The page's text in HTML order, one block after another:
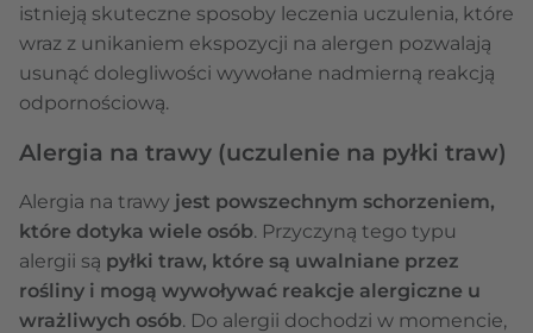
istnieją skuteczne sposoby leczenia uczulenia, które
wraz z unikaniem ekspozycji na alergen pozwalają
usunąć dolegliwości wywołane nadmierną reakcją
odpornościową.
Alergia na trawy (uczulenie na pyłki traw)
Alergia na trawy jest powszechnym schorzeniem,
które dotyka wiele osób. Przyczyną tego typu
alergii są pyłki traw, które są uwalniane przez
rośliny i mogą wywoływać reakcje alergiczne u
wrażliwych osób. Do alergii dochodzi w momencie,